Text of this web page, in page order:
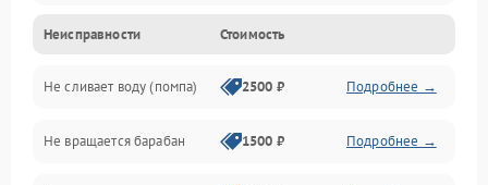
Электропитание
Водоснабжение
Слив
Неисправности Стоимость
Не сливает воду (помпа) 2500 ₽ Подробнее →
Не вращается барабан 1500 ₽ Подробнее →